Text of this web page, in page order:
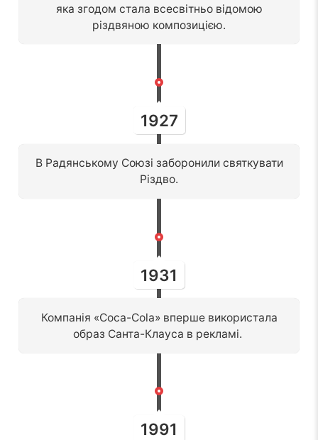
яка згодом стала всесвітньо відомою
різдвяною композицією.
1927
В Радянському Союзі заборонили святкувати
Різдво.
1931
Компанія «Coca-Cola» вперше використала
образ Санта-Клауса в рекламі.
1991